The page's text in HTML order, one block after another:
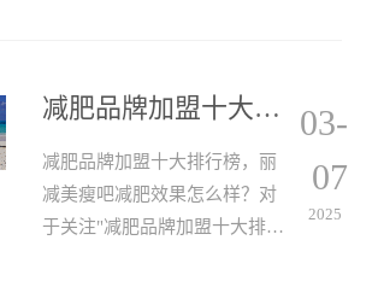
百家主流媒体广泛关注。
减肥品牌加盟十大排行榜，丽减美瘦吧减肥效果怎么样？
减肥品牌加盟十大排行榜，丽
减美瘦吧减肥效果怎么样？对
于关注"减肥品牌加盟十大排行
03-
07
2025